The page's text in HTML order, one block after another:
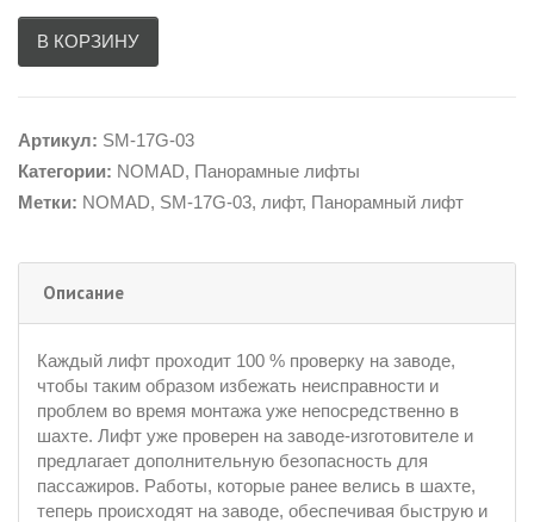
В КОРЗИНУ
Артикул: SM-17G-03
Категории: NOMAD, Панорамные лифты
Метки: NOMAD, SM-17G-03, лифт, Панорамный лифт
Описание
Каждый лифт проходит 100 % проверку на заводе,
чтобы таким образом избежать неисправности и
проблем во время монтажа уже непосредственно в
шахте. Лифт уже проверен на заводе-изготовителе и
предлагает дополнительную безопасность для
пассажиров. Работы, которые ранее велись в шахте,
теперь происходят на заводе, обеспечивая быструю и